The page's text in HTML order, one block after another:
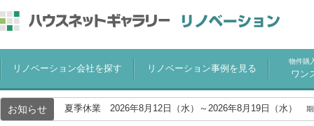
リノベーション会社を探す リノベーション事例を見る
物件購
ワン
お知らせ 夏季休業 2026年8月12日（水）～2026年8月19日（水）